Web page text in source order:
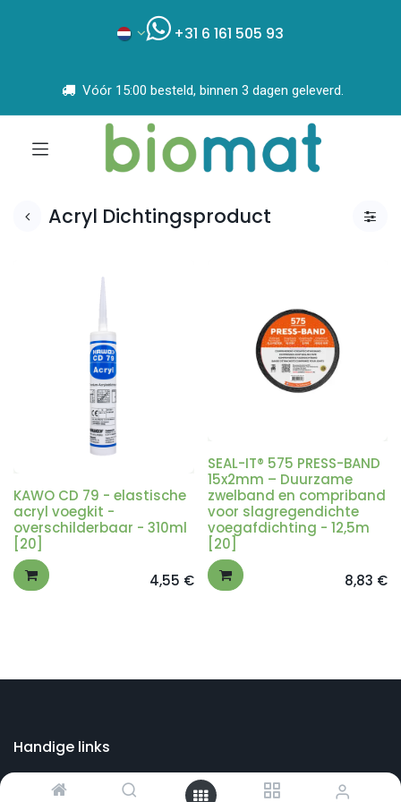
+31 6 161 505 93
Vóór 15:00 besteld, binnen 3 dagen geleverd.
Acryl Dichtingsproduct
KAWO CD 79 - elastische
acryl voegkit -
overschilderbaar - 310ml
[20]
4,55 €
SEAL-IT® 575 PRESS-BAND
15x2mm – Duurzame
zwelband en compriband
voor slagregendichte
voegafdichting - 12,5m
[20]
8,83 €
Handige links
Startpagina